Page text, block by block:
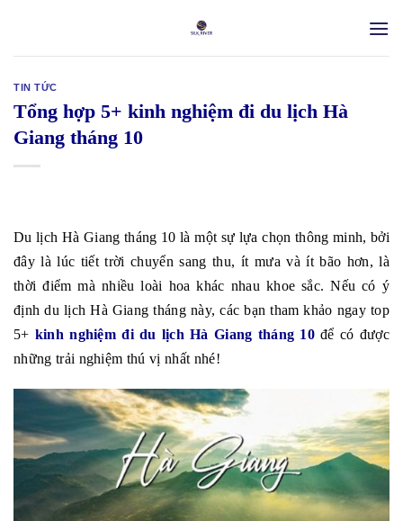
content
TIN TỨC
Tổng hợp 5+ kinh nghiệm đi du lịch Hà
Giang tháng 10
Du lịch Hà Giang tháng 10 là một sự lựa chọn thông minh, bởi
đây là lúc tiết trời chuyển sang thu, ít mưa và ít bão hơn, là
thời điểm mà nhiều loài hoa khác nhau khoe sắc. Nếu có ý
định du lịch Hà Giang tháng này, các bạn tham khảo ngay top
5+ kinh nghiệm đi du lịch Hà Giang tháng 10 để có được
những trải nghiệm thú vị nhất nhé!